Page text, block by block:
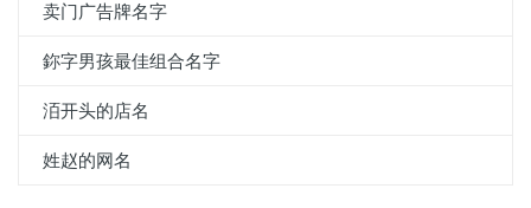
卖门广告牌名字
鉨字男孩最佳组合名字
洦开头的店名
姓赵的网名